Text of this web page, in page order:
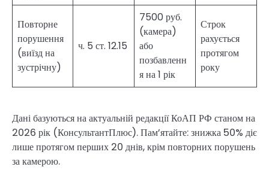
Повторне
порушення
(виїзд на
зустрічну)
ч. 5 ст. 12.15
7500 руб.
(камера)
або
позбавленн
я на 1 рік
Строк
рахується
протягом
року
Дані базуються на актуальній редакції КоАП РФ станом на
2026 рік (КонсультантПлюс). Пам’ятайте: знижка 50% діє
лише протягом перших 20 днів, крім повторних порушень
за камерою.